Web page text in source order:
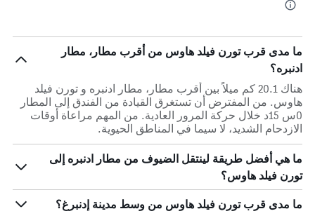
ما مدى قرب تورن فيلد هاوس من أقرب مطار، مطار
ادنبره؟
هناك 20.1 كم ميلاً بين أقرب مطار، مطار ادنبره و تورن فيلد
هاوس. من المفترض أن تستغرق القيادة من الفندق إلى المطار
0س 15د خلال حركة المرور العادية. من المهم مراعاة أوقات
الازدحام الشديد، لا سيما في المناطق الحيوية.
ما هي أفضل طريقة لينتقل الضيوف من مطار ادنبره إلى
تورن فيلد هاوس؟
ما مدى قرب تورن فيلد هاوس من وسط مدينة إدنبرغ؟